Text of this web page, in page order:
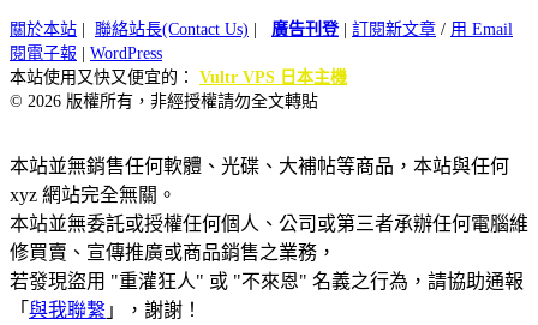
關於本站 聯絡站長(Contact Us) 廣告刊登| 訂閱新文章 / 用 Email
閱電子報
WordPress
本站使用又快又便宜的： Vultr VPS 日本主機
© 2026 版權所有，非經授權請勿全文轉貼
本站並無銷售任何軟體、光碟、大補帖等商品，本站與任何
xyz 網站完全無關。
本站並無委託或授權任何個人、公司或第三者承辦任何電腦維
修買賣、宣傳推廣或商品銷售之業務，
若發現盜用 "重灌狂人" 或 "不來恩" 名義之行為，請協助通報
「 與我聯繫 」，謝謝！